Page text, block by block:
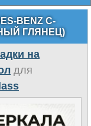
BENZ C-
ГЛЯНЕЦ)
на
для